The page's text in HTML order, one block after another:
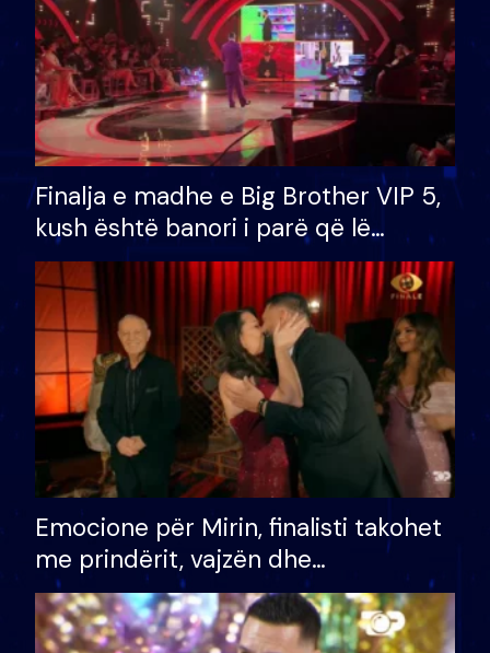
Finalja e madhe e Big Brother VIP 5,
kush është banori i parë që lë
shtëpinë dhe humb mundësinë për
të fituar çmimin e madh
Emocione për Mirin, finalisti takohet
me prindërit, vajzën dhe
bashkëshorten: S’kemi ndonjë letër
divorci apo jo?